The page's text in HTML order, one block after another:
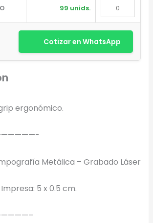
y suelta tu logotipo aquí
JPG, SVG (Max. 5MB). Se recomienda fondo
99 unids.
Cotizar en WhatsApp
ergonómico.
Metálica – Grabado Láser
5 x 0.5 cm.